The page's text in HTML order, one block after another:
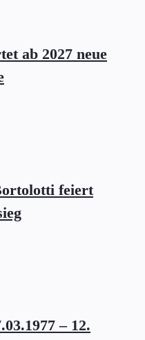
ab 2027 neue
feiert
– 12.